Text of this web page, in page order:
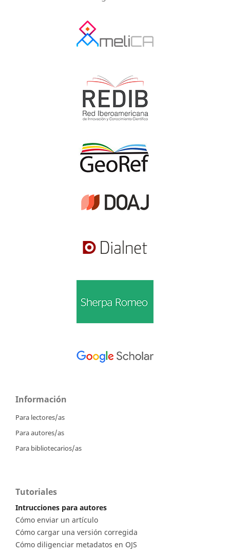
Información
Para lectores/as
Para autores/as
Para bibliotecarios/as
Tutoriales
Intrucciones para autores
Cómo enviar un artículo
Cómo cargar una versión corregida
Cómo diligenciar metadatos en OJS